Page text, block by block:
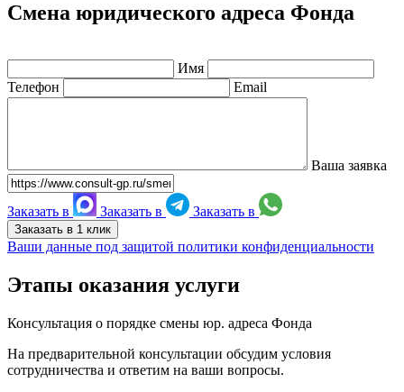
Смена юридического адреса Фонда
Имя
Телефон
Email
Ваша заявка
Заказать в Заказать в Заказать в
Заказать в 1 клик
Ваши данные под защитой политики конфиденциальности
Этапы оказания услуги
Консультация о порядке смены юр. адреса Фонда
На предварительной консультации обсудим условия
сотрудничества и ответим на ваши вопросы.